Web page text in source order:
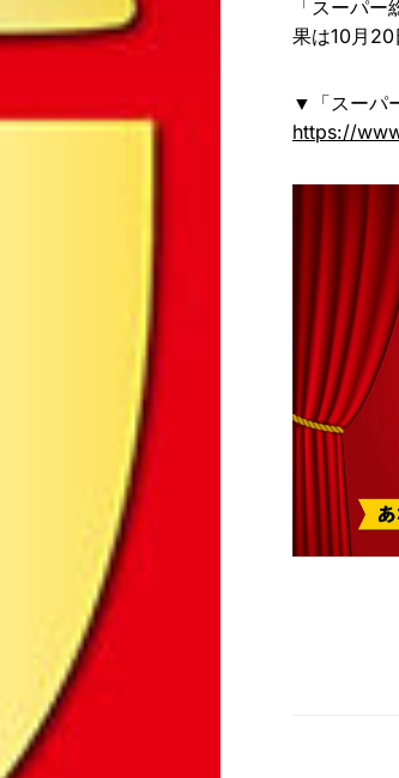
「スーパ
果は10月20
▼「スーパ
https://